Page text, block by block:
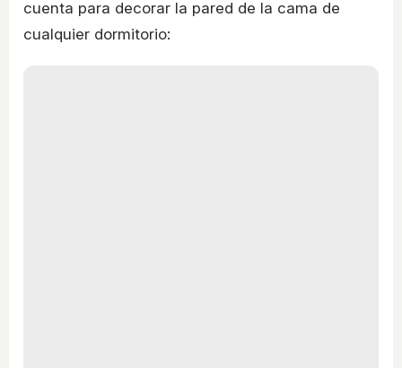
cuenta para decorar la pared de la cama de
cualquier dormitorio: